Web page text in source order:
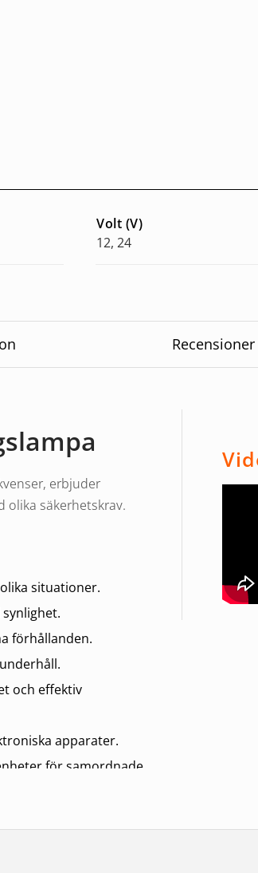
Volt (V)
12, 24
Recensioner
erbjuder
olika säkerhetskrav.
situationer.
förhållanden.
och effektiv
apparater.
för samordnade